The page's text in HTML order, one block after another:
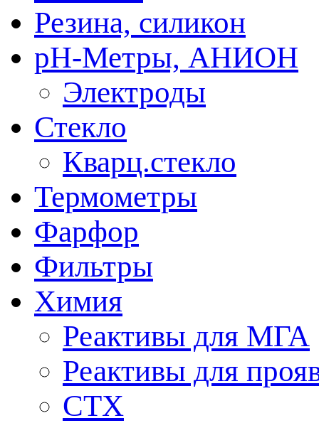
Резина, силикон
рН-Метры, АНИОН
Электроды
Стекло
Кварц.стекло
Термометры
Фарфор
Фильтры
Химия
Реактивы для МГА
Реактивы для
СТХ